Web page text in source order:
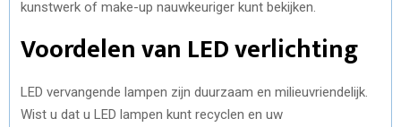
kunstwerk of make-up nauwkeuriger kunt bekijken.
Voordelen van LED verlichting
LED vervangende lampen zijn duurzaam en milieuvriendelijk.
Wist u dat u LED lampen kunt recyclen en uw